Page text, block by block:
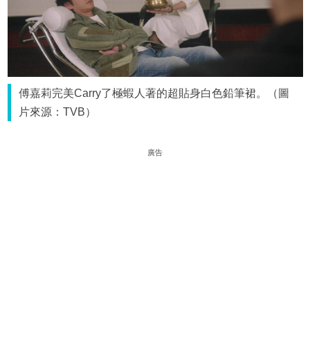
傅嘉莉完美Carry了極蝦人著的超貼身白色鉛筆裙。（圖
片來源：TVB）
廣告